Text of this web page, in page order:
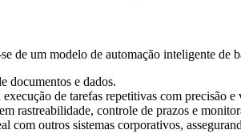
de um modelo de automação inteligente
documentos e dados.
de tarefas repetitivas com precisão e
rastreabilidade, controle de prazos e
com outros sistemas corporativos,